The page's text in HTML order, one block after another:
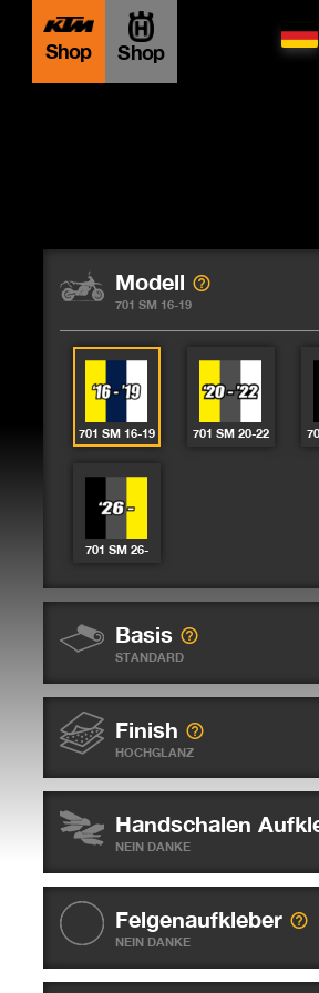
Shop Shop
Modell
701 SM 16-19
701 SM 16-19 701 SM 20-22
701 SM 26-
Basis
STANDARD
Finish
HOCHGLANZ
Handschalen
NEIN DANKE
Felgenaufkleber
NEIN DANKE